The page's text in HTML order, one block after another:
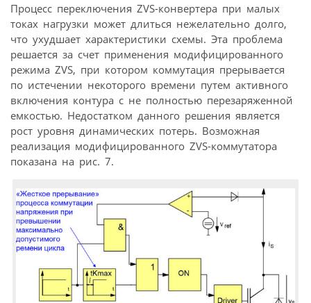
Процесс переключения ZVS-конвертера при малых
токах нагрузки может длиться нежелательно долго,
что ухудшает характеристики схемы. Эта проблема
решается за счет применения модифицированного
режима ZVS, при котором коммутация прерывается
по истечении некоторого времени путем активного
включения контура с не полностью перезаряженной
емкостью. Недостатком данного решения является
рост уровня динамических потерь. Возможная
реализация модифицированного ZVS-коммутатора
показана на рис. 7.